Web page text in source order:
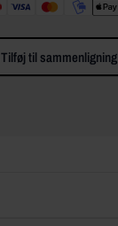
Tilføj til sammenligning